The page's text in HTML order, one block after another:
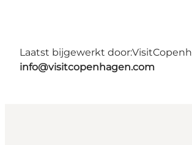
Laatst bijgewerkt door:
info@visitcopenhagen.com